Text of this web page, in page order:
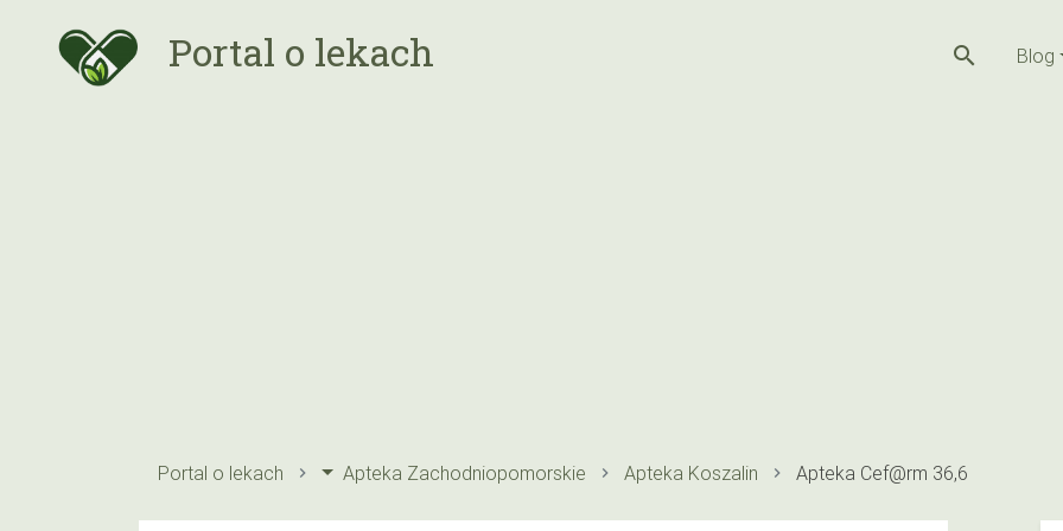
Portal o lekach search Blog
Portal o lekach Apteka Zachodniopomorskie Apteka Koszalin Apteka Cef@rm 36,6